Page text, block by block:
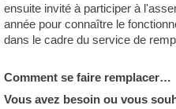
ensuite invité à participer à
année pour connaître le
dans le cadre du service de
Comment se faire remplacer…
Vous avez besoin ou vous